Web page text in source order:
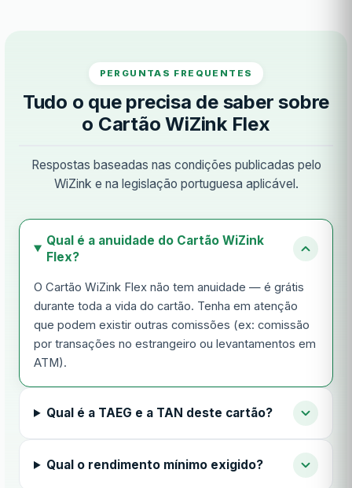
PERGUNTAS FREQUENTES
Tudo o que precisa de saber sobre
o Cartão WiZink Flex
Respostas baseadas nas condições publicadas pelo
WiZink e na legislação portuguesa aplicável.
Qual é a anuidade do Cartão WiZink
Flex?
O Cartão WiZink Flex não tem anuidade — é grátis
durante toda a vida do cartão. Tenha em atenção
que podem existir outras comissões (ex: comissão
por transações no estrangeiro ou levantamentos em
ATM).
Qual é a TAEG e a TAN deste cartão?
Qual o rendimento mínimo exigido?